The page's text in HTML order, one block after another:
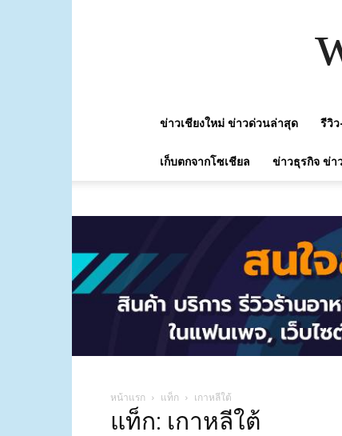
ข่าวเชียงใหม่ ข่าวด่วนล่าสุด รีวิ
เก็บตกจากโซเชียล ข่าวธุรกิจ ข่า
หน้าแรก แท็ก เกาหลีใต้
แท็ก: เกาหลีใต้